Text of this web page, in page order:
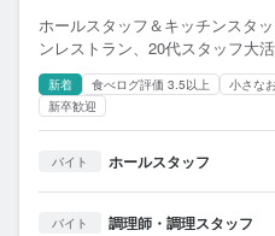
ホールスタッフ＆キッチンスタ
ンレストラン、20代スタッフ大
新着 食べログ評価 3.5以上 小さな
新卒歓迎
バイト ホールスタッフ
バイト 調理師・調理スタッフ